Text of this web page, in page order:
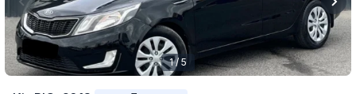
1 / 5